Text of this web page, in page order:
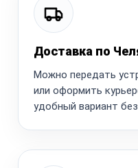
Доставка по
Можно передать
или оформить
удобный вариант